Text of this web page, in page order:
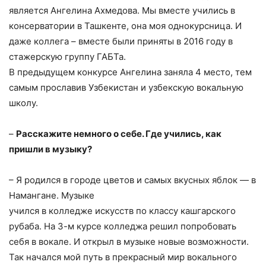
является Ангелина Ахмедова. Мы вместе учились в
консерватории в Ташкенте, она моя однокурсница. И
даже коллега – вместе были приняты в 2016 году в
стажерскую группу ГАБТа.
В предыдущем конкурсе Ангелина заняла 4 место, тем
самым прославив Узбекистан и узбекскую вокальную
школу.
– Расскажите немного о себе. Где учились, как
пришли в музыку?
– Я родился в городе цветов и самых вкусных яблок — в
Намангане. Музыке
учился в колледже искусств по классу кашгарского
рубаба. На 3-м курсе колледжа решил попробовать
себя в вокале. И открыл в музыке новые возможности.
Так начался мой путь в прекрасный мир вокального